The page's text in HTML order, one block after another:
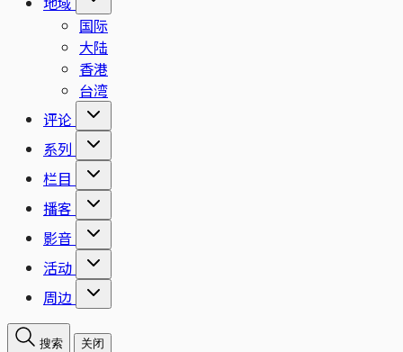
国际
大陆
香港
台湾
评论
系列
栏目
播客
影音
活动
周边
搜索 关闭